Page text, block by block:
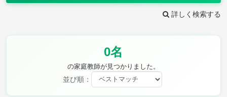
詳しく検索する
0名
の家庭教師が見つかりました。
並び順：
教科
理科
保健・体育 図画工作 書写